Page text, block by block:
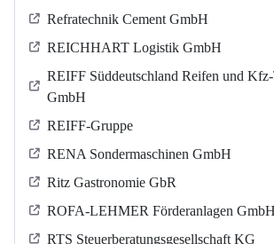
Refratechnik Cement GmbH
REICHHART Logistik GmbH
REIFF Süddeutschland Reifen und
GmbH
REIFF-Gruppe
RENA Sondermaschinen GmbH
Ritz Gastronomie GbR
ROFA-LEHMER Förderanlagen GmbH
RTS Steuerberatungsgesellschaft KG